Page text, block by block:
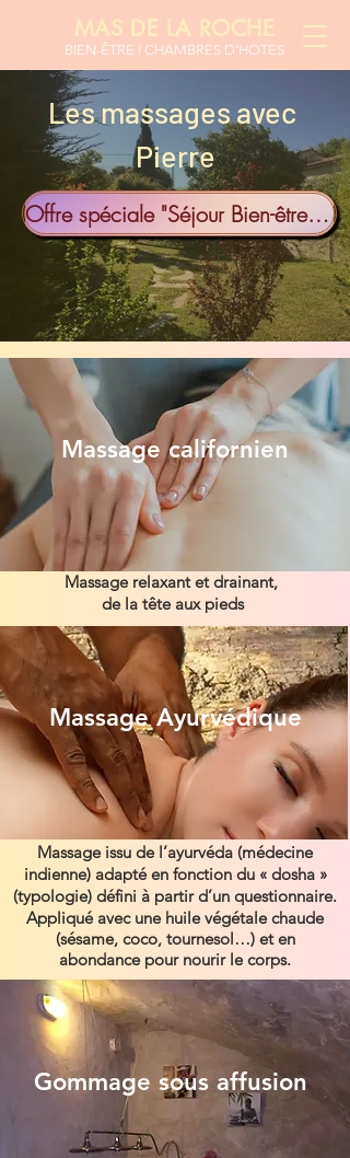
MAS DE LA ROCHE
BIEN-ÊTRE I CHAMBRES D'HOTES
Les massages avec
Pierre
Offre spéciale "Séjour Bien-être à 2"
Massage californien
Massage relaxant et drainant,
de la tête aux pieds
Massage Ayurvédique
Massage issu de l’ayurvéda (médecine
indienne) adapté en fonction du « dosha »
(typologie) défini à partir d’un questionnaire.
Appliqué avec une huile végétale chaude
(sésame, coco, tournesol…) et en
abondance pour nourir le corps.
Gommage sous affusion